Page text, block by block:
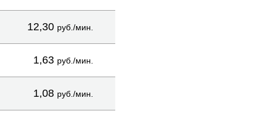
12,30 руб./мин.
1,63 руб./мин.
1,08 руб./мин.